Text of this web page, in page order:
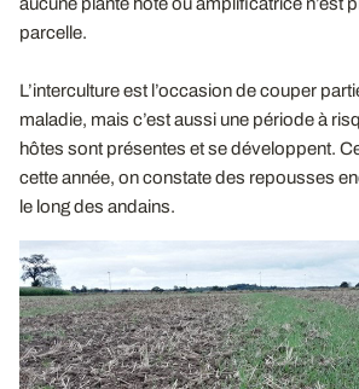
parcelle.
L’interculture est l’occasion de couper
maladie, mais c’est aussi une période à
hôtes sont présentes et se développent.
cette année, on constate des repousses
le long des andains.